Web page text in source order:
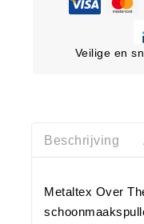
Veilige en
Beschrijving
Metaltex Over